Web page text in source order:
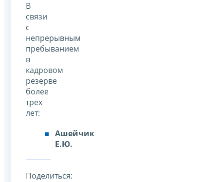
В
связи
с
непрерывным
пребыванием
в
кадровом
резерве
более
трех
лет:
Ашейчик
Е.Ю.
Поделиться: